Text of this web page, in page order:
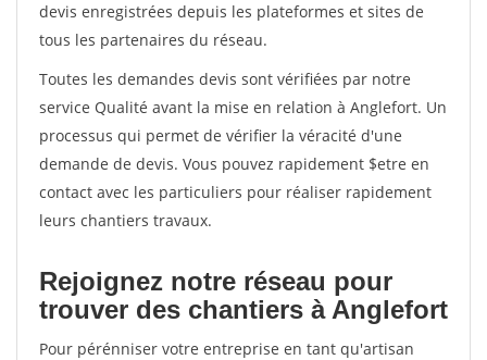
devis enregistrées depuis les plateformes et sites de
tous les partenaires du réseau.
Toutes les demandes devis sont vérifiées par notre
service Qualité avant la mise en relation à Anglefort. Un
processus qui permet de vérifier la véracité d'une
demande de devis. Vous pouvez rapidement $etre en
contact avec les particuliers pour réaliser rapidement
leurs chantiers travaux.
Rejoignez notre réseau pour
trouver des chantiers à Anglefort
Pour pérénniser votre entreprise en tant qu'artisan